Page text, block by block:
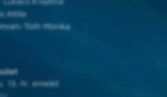
Attila
Tóth Mónika
13. IV. emelet